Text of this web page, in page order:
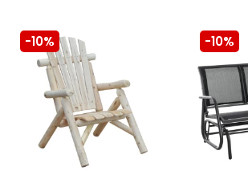
-10% -10%